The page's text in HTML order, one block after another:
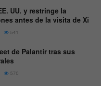
UU. y restringe la
antes de la visita de Xi
541
de Palantir tras sus
570